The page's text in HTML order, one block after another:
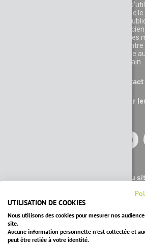
La Fondation CGénial, reconnue
2006 par des entreprises et avec
Recherche. Reconnue d’utilité
développer l'appétence pour les
les jeunes et leur faire découvrir
également au rapprochement
celui de l’éducation pour faire face
demain.
Contact
Suivez nous sur
Plan du
UTILISATION DE COOKIES
Nous utilisons des cookies pour mesurer nos
site.
Aucune information personnelle n'est collectée et
peut être reliée à votre identité.